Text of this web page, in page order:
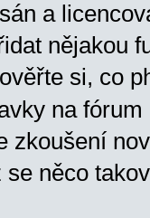
a
nějakou
si, co
na
zkoušení
něco